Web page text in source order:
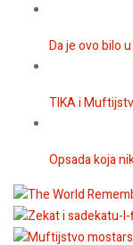
Da je ovo bilo
TIKA i
Opsada koja